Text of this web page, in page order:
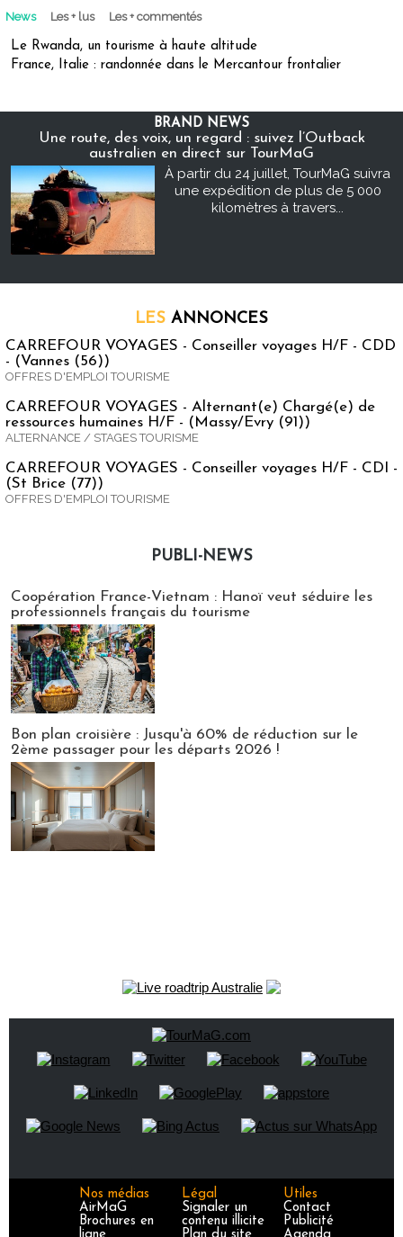
News Les + lus Les + commentés
Le Rwanda, un tourisme à haute altitude
France, Italie : randonnée dans le Mercantour frontalier
BRAND NEWS
Une route, des voix, un regard : suivez l’Outback
australien en direct sur TourMaG
À partir du 24 juillet, TourMaG suivra
une expédition de plus de 5 000
kilomètres à travers...
LES ANNONCES
CARREFOUR VOYAGES - Conseiller voyages H/F - CDD
- (Vannes (56))
OFFRES D'EMPLOI TOURISME
CARREFOUR VOYAGES - Alternant(e) Chargé(e) de
ressources humaines H/F - (Massy/Evry (91))
ALTERNANCE / STAGES TOURISME
CARREFOUR VOYAGES - Conseiller voyages H/F - CDI -
(St Brice (77))
OFFRES D'EMPLOI TOURISME
PUBLI-NEWS
Coopération France-Vietnam : Hanoï veut séduire les
professionnels français du tourisme
Bon plan croisière : Jusqu'à 60% de réduction sur le
2ème passager pour les départs 2026 !
Nos médias
AirMaG
Brochures en
Légal
Signaler un
contenu illicite
Utiles
Contact
Publicité